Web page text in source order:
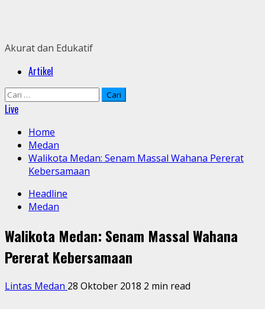
Akurat dan Edukatif
PrimaryArtikel
Cari
untuk:
Live
Home
Medan
Walikota Medan: Senam Massal Wahana Pererat
Kebersamaan
Headline
Medan
Walikota Medan: Senam Massal Wahana
Pererat Kebersamaan
Lintas Medan 28 Oktober 2018 2 min read